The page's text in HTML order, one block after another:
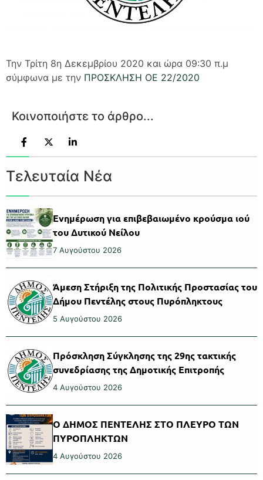
Την Τρίτη 8η Δεκεμβρίου 2020 και ώρα 09:30 π.μ
σύμφωνα με την ΠΡΟΣΚΛΗΣΗ ΟΕ 22/2020
Κοινοποιήστε το άρθρο...
Τελευταία Νέα
Ενημέρωση για επιβεβαιωμένο κρούσμα ιού
του Δυτικού Νείλου
7 Αυγούστου 2026
Άμεση Στήριξη της Πολιτικής Προστασίας του
Δήμου Πεντέλης στους Πυρόπληκτους
5 Αυγούστου 2026
Πρόσκληση Σύγκλησης της 29ης τακτικής
συνεδρίασης της Δημοτικής Επιτροπής
4 Αυγούστου 2026
Ο ΔΗΜΟΣ ΠΕΝΤΕΛΗΣ ΣΤΟ ΠΛΕΥΡΟ ΤΩΝ
ΠΥΡΟΠΛΗΚΤΩΝ
4 Αυγούστου 2026